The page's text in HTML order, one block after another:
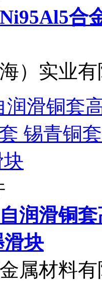
合
）实业
润滑铜
块
属材料